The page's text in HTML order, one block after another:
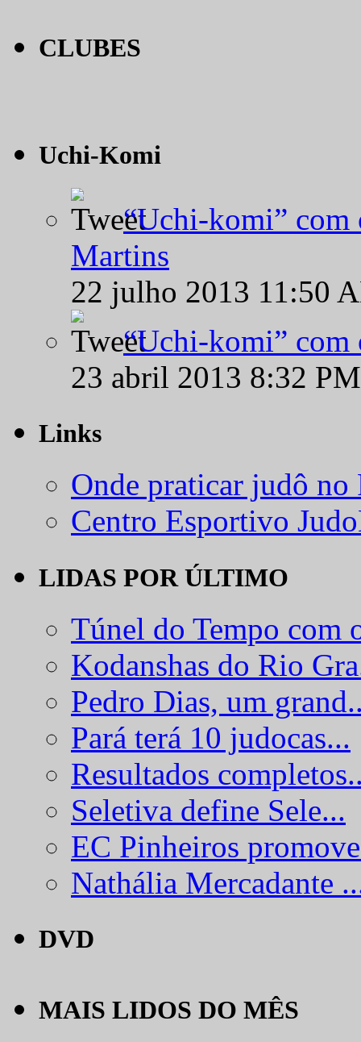
CLUBES
Uchi-Komi
“Uchi-komi” com
Martins
22 julho 2013 11:50
“Uchi-komi” com
23 abril 2013 8:32
Links
Onde praticar judô
Centro Esportivo
LIDAS POR ÚLTIMO
Túnel do Tempo com
Kodanshas do Rio
Pedro Dias, um
Pará terá 10 judocas...
Resultados
Seletiva define Sele...
EC Pinheiros
Nathália Mercadante
DVD
MAIS LIDOS DO MÊS